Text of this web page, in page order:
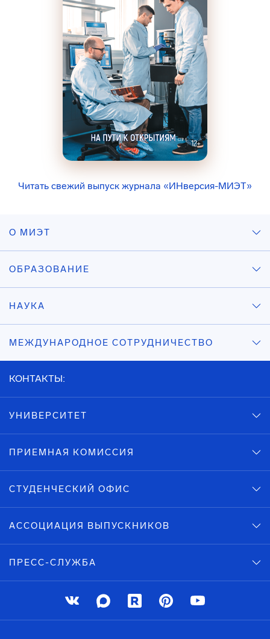
Читать свежий выпуск журнала «ИНверсия-МИЭТ»
О МИЭТ
ОБРАЗОВАНИЕ
НАУКА
МЕЖДУНАРОДНОЕ СОТРУДНИЧЕСТВО
КОНТАКТЫ:
УНИВЕРСИТЕТ
ПРИЕМНАЯ КОМИССИЯ
СТУДЕНЧЕСКИЙ ОФИС
АССОЦИАЦИЯ ВЫПУСКНИКОВ
ПРЕСС-СЛУЖБА